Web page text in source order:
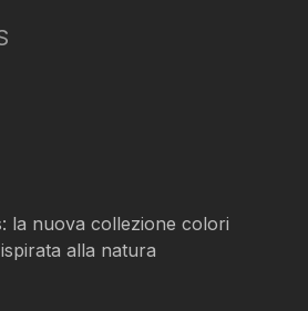
la nuova collezione colori
alla natura